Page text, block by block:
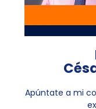
Apúntate a mi